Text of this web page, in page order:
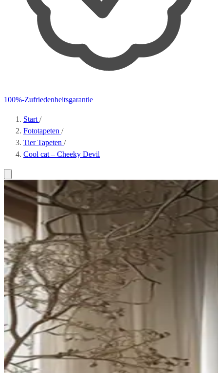
100%-Zufriedenheitsgarantie
Start /
Fototapeten /
Tier Tapeten /
Cool cat – Cheeky Devil